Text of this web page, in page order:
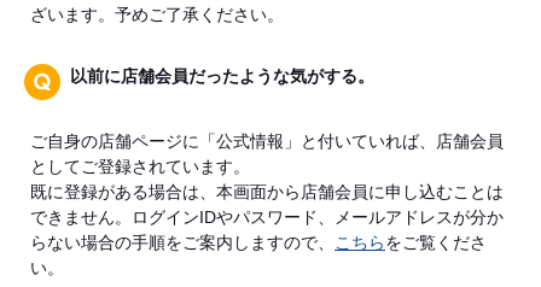
ざいます。予めご了承ください。
以前に店舗会員だったような気がする。
ご自身の店舗ページに「公式情報」と付いていれば、店舗会員
としてご登録されています。
既に登録がある場合は、本画面から店舗会員に申し込むことは
できません。ログインIDやパスワード、メールアドレスが分か
らない場合の手順をご案内しますので、
こちらをご覧くださ
い。